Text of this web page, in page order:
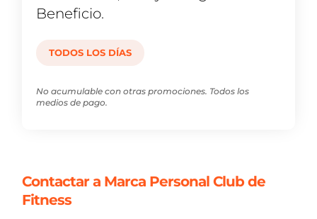
Beneficio.
TODOS LOS DÍAS
No acumulable con otras promociones. Todos los
medios de pago.
Contactar a Marca Personal Club de
Fitness